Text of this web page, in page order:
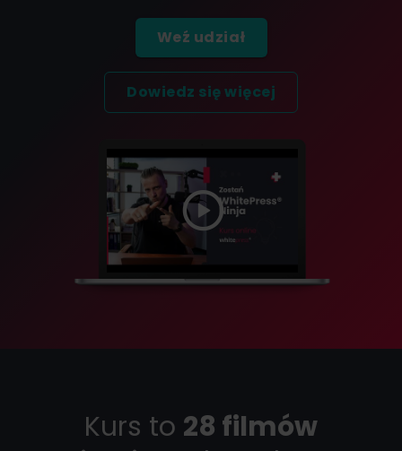
Weź udział
Dowiedz się więcej
Kurs to 28 filmów